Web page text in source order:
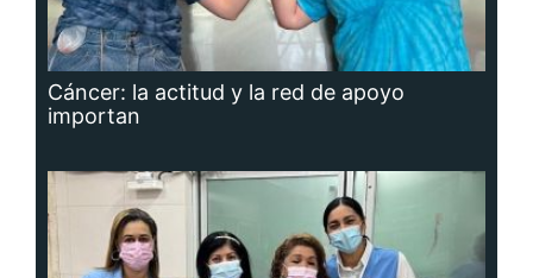
Cáncer: la actitud y la red de apoyo
importan